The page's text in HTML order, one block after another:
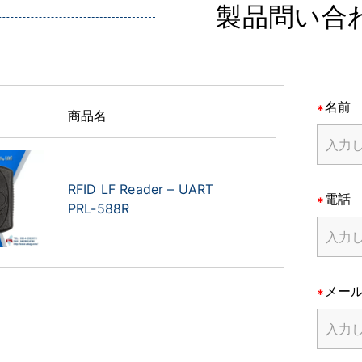
製品問い合
商品名
RFID LF Reader – UART
PRL-588R
名前
電話
メー